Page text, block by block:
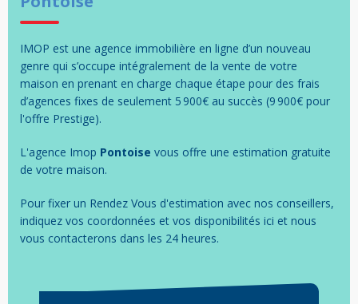
IMOP est une agence immobilière en ligne d’un nouveau
genre qui s’occupe intégralement de la vente de votre
maison en prenant en charge chaque étape pour des frais
d’agences fixes de seulement 5 900€ au succès (9 900€ pour
l'offre Prestige).
L'agence Imop Pontoise vous offre une estimation gratuite
de votre maison.
Pour fixer un Rendez Vous d'estimation avec nos conseillers,
indiquez vos coordonnées et vos disponibilités ici et nous
vous contacterons dans les 24 heures.